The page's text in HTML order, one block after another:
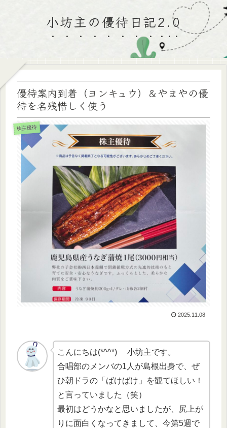
小坊主の優待日記2.0
優待案内到着（ヨンキュウ）＆やまやの優
待を名残惜しく使う
株主優待
2025.11.08
こんにちは(*^^*) 小坊主です。
合唱部のメンバの1人が島根出身で、ぜ
ひ朝ドラの「ばけばけ」を観てほしい！
と言っていました（笑）
最初はどうかなと思いましたが、尻上が
りに面白くなってきまして、今第5週で